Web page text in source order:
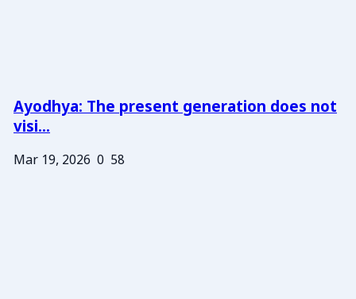
Ayodhya: The present generation does not
visi...
Mar 19, 2026 0 58